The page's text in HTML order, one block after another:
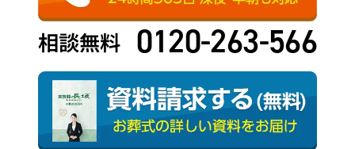
相談無料 0120-263-566